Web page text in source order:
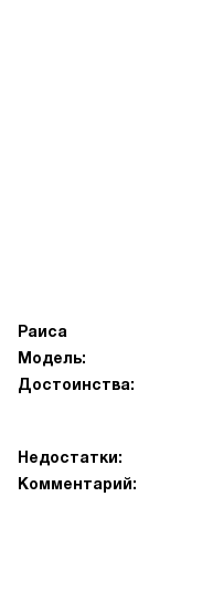
Раиса
Модель:
Достоинства:
Недостатки:
Комментарий: